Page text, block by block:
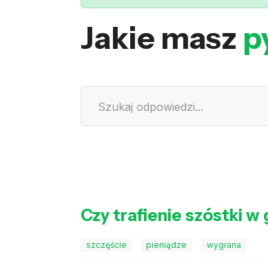
Jakie masz
Czy trafienie szóstki w
szczęście pieniądze wygrana